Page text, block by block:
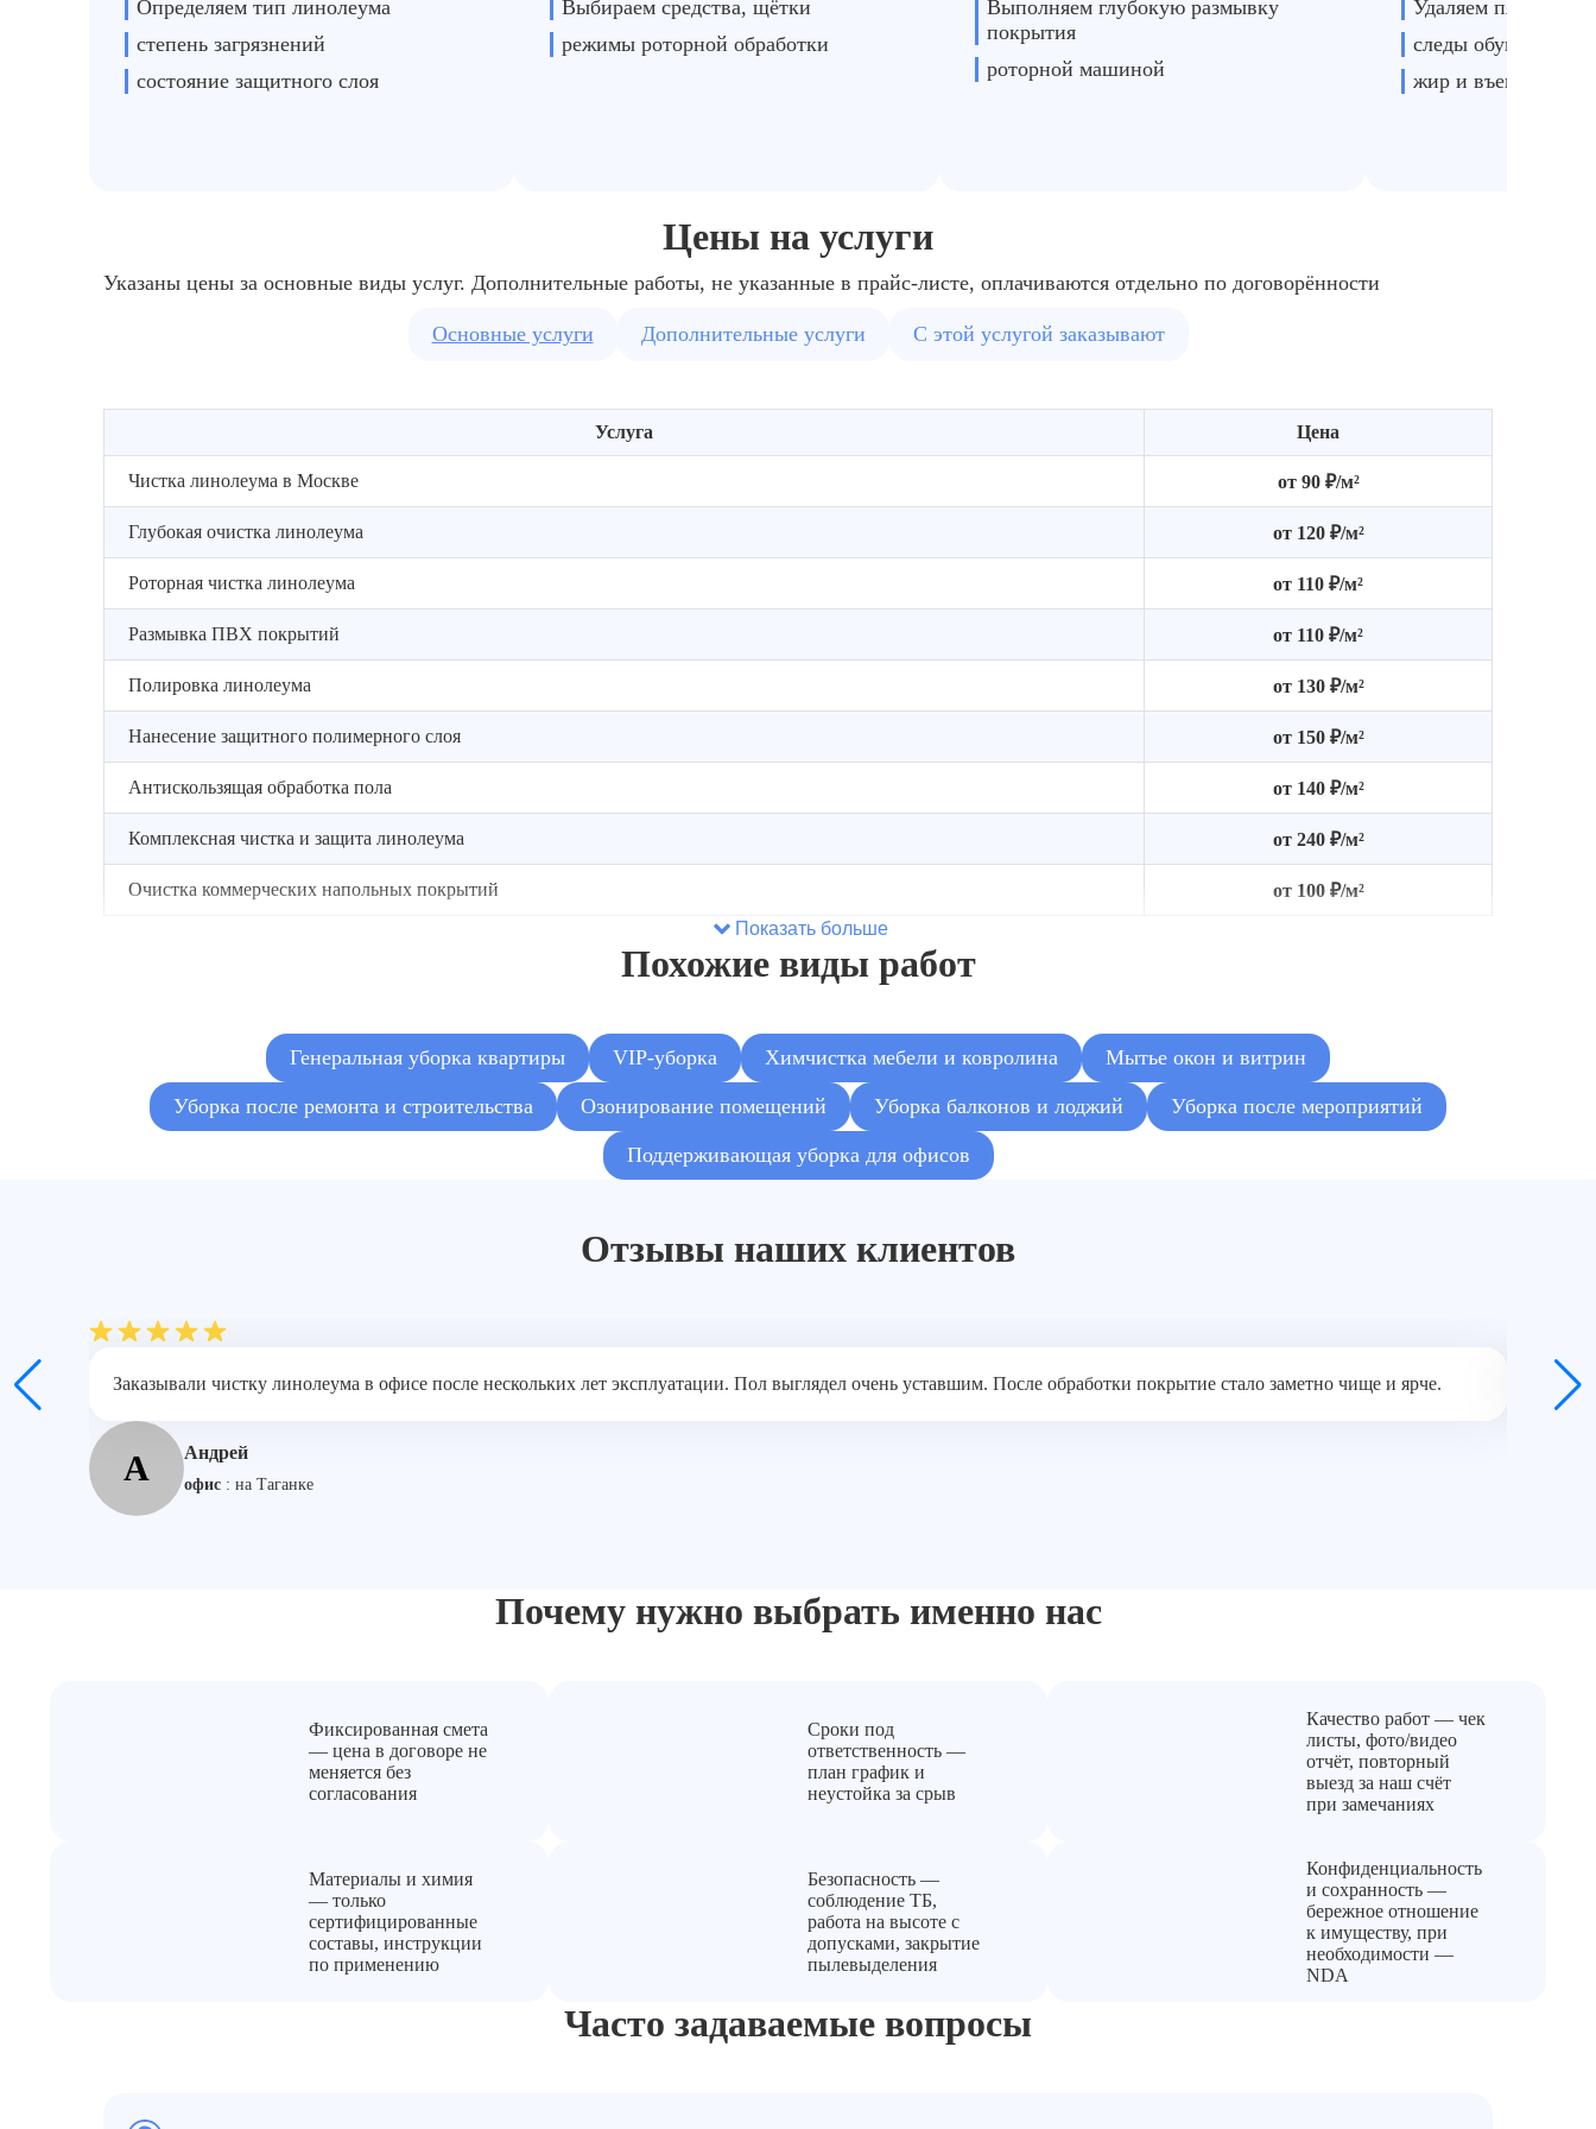
Определяем тип линолеума
степень загрязнений
состояние защитного слоя
Выбираем средства, щётки
режимы роторной обработки
Выполняем глубокую размывку
покрытия
роторной машиной
Удаляем пятна
следы обуви
жир и въевшуюся
Цены на услуги
Указаны цены за основные виды услуг. Дополнительные работы, не указанные в прайс-листе, оплачиваются отдельно по договорённости
Основные услуги Дополнительные услуги С этой услугой заказывают
Услуга Цена
Чистка линолеума в Москве от 90 ₽/м²
Глубокая очистка линолеума от 120 ₽/м²
Роторная чистка линолеума от 110 ₽/м²
Размывка ПВХ покрытий от 110 ₽/м²
Полировка линолеума от 130 ₽/м²
Нанесение защитного полимерного слоя от 150 ₽/м²
Антискользящая обработка пола от 140 ₽/м²
Комплексная чистка и защита линолеума от 240 ₽/м²
Очистка коммерческих напольных покрытий
от 100 ₽/м²
Показать больше
Похожие виды работ
Генеральная уборка квартиры VIP-уборка Химчистка мебели и ковролина Мытье окон и витрин
Уборка после ремонта и строительства Озонирование помещений Уборка балконов и лоджий Уборка после мероприятий
Поддерживающая уборка для офисов
Отзывы наших клиентов
Заказывали чистку линолеума в офисе после нескольких лет эксплуатации. Пол выглядел очень уставшим. После обработки покрытие стало заметно чище и ярче.
А Андрей
офис : на Таганке
Почему нужно выбрать именно нас
Фиксированная смета
— цена в договоре не
меняется без
согласования
Сроки под
ответственность —
план график и
неустойка за срыв
Качество работ — чек
листы, фото/видео
отчёт, повторный
выезд за наш счёт
при замечаниях
Материалы и химия
— только
сертифицированные
составы, инструкции
по применению
Безопасность —
соблюдение ТБ,
работа на высоте с
допусками, закрытие
пылевыделения
Конфиденциальность
и сохранность —
бережное отношение
к имуществу, при
необходимости —
NDA
Часто задаваемые вопросы